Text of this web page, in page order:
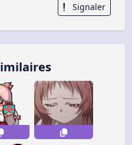
Signaler